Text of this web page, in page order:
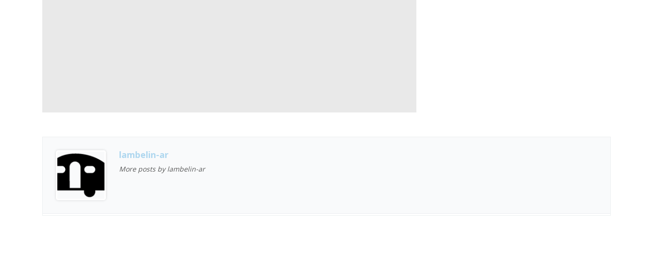
lambelin-ar
More posts by lambelin-ar